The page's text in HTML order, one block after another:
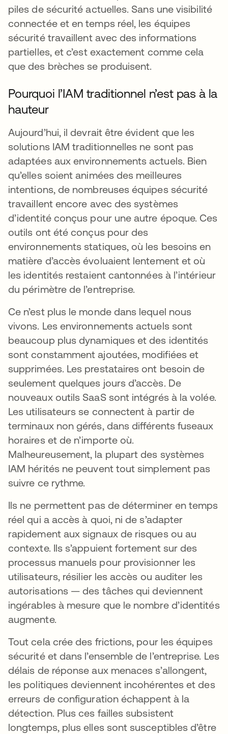
piles de sécurité actuelles. Sans une visibilité
connectée et en temps réel, les équipes
sécurité travaillent avec des informations
partielles, et c’est exactement comme cela
que des brèches se produisent.
Pourquoi l’IAM traditionnel n’est pas à la
hauteur
Aujourd’hui, il devrait être évident que les
solutions IAM traditionnelles ne sont pas
adaptées aux environnements actuels. Bien
qu’elles soient animées des meilleures
intentions, de nombreuses équipes sécurité
travaillent encore avec des systèmes
d’identité conçus pour une autre époque. Ces
outils ont été conçus pour des
environnements statiques, où les besoins en
matière d’accès évoluaient lentement et où
les identités restaient cantonnées à l’intérieur
du périmètre de l’entreprise.
Ce n’est plus le monde dans lequel nous
vivons. Les environnements actuels sont
beaucoup plus dynamiques et des identités
sont constamment ajoutées, modifiées et
supprimées. Les prestataires ont besoin de
seulement quelques jours d’accès. De
nouveaux outils SaaS sont intégrés à la volée.
Les utilisateurs se connectent à partir de
terminaux non gérés, dans différents fuseaux
horaires et de n’importe où.
Malheureusement, la plupart des systèmes
IAM hérités ne peuvent tout simplement pas
suivre ce rythme.
Ils ne permettent pas de déterminer en temps
réel qui a accès à quoi, ni de s’adapter
rapidement aux signaux de risques ou au
contexte. Ils s’appuient fortement sur des
processus manuels pour provisionner les
utilisateurs, résilier les accès ou auditer les
autorisations — des tâches qui deviennent
ingérables à mesure que le nombre d’identités
augmente.
Tout cela crée des frictions, pour les équipes
sécurité et dans l’ensemble de l’entreprise. Les
délais de réponse aux menaces s’allongent,
les politiques deviennent incohérentes et des
erreurs de configuration échappent à la
détection. Plus ces failles subsistent
longtemps, plus elles sont susceptibles d’être